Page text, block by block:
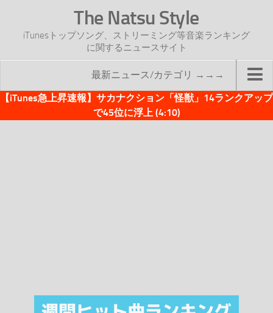
The Natsu Style
iTunesトップソング、ストリーミング等音楽ランキング
に関するニュースサイト
最新ニュース/カテゴリ →→→
TOP
注目カテゴリ
【iTunes急上昇速報】サカナクション「怪獣」14ランクアップ
で45位に浮上 (4:10)